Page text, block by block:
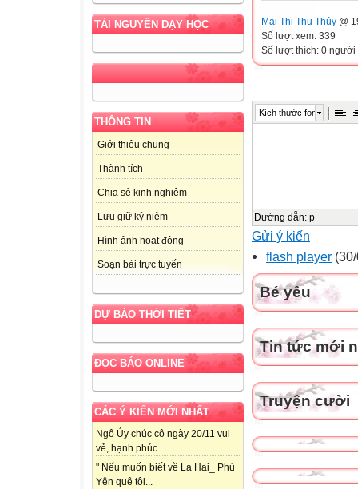
TÀI NGUYÊN DẠY HỌC
THÔNG TIN
Giới thiệu chung
Thành tích
Chia sẻ kinh nghiệm
Lưu giữ kỷ niệm
Hình ảnh hoạt động
Soạn bài trực tuyến
DỰ BÁO THỜI TIẾT
ĐỌC BÁO ONLINE
CÁC Ý KIẾN MỚI NHẤT
Ngô Úy chúc cô ngày 20/11 vui
vẻ, hạnh phúc....
" Nếu muốn biết về La Hai_ Phú
Yên quê tôi...
Mai Thị Thu Thủy @
Số lượt xem: 339
Số lượt thích: 0 người
Kích thước font
Đường dẫn: p
Gửi ý kiến
flash player
Bé yêu
Tin tức mới
Truyện cười